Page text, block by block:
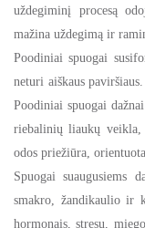
uždegiminį procesą
mažina uždegimą ir
Poodiniai spuogai
neturi aiškaus
Poodiniai spuogai
riebalinių liaukų
odos priežiūra,
Spuogai suaugusiems
smakro, žandikaulio ir
hormonais, stresu,